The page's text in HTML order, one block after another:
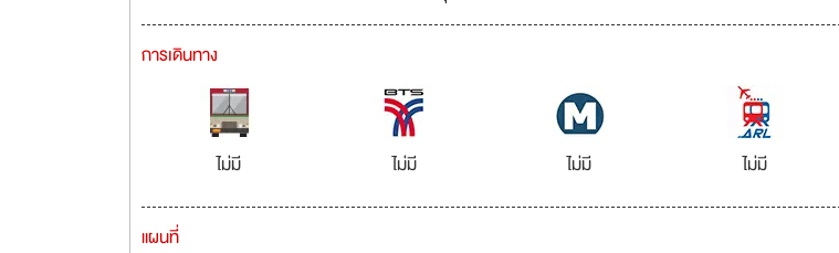
การเดินทาง
ไม่มี ไม่มี ไม่มี ไม่มี
แผนที่